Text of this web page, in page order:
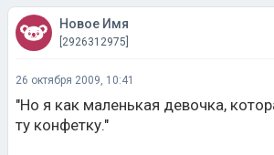
Новое Имя
[2926312975]
26 октября 2009, 10:41
"Но я как маленькая девочка,
ту конфетку."